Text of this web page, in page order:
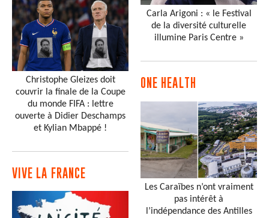
Christophe Gleizes doit
couvrir la finale de la Coupe
du monde FIFA : lettre
ouverte à Didier Deschamps
et Kylian Mbappé !
VIVE LA FRANCE
Carla Arigoni : « le Festival
de la diversité culturelle
illumine Paris Centre »
ONE HEALTH
Les Caraïbes n’ont vraiment
pas intérêt à
l’indépendance des Antilles